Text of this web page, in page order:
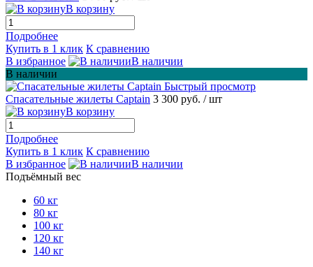
В корзину
Подробнее
Купить в 1 клик К сравнению
В избранное
В наличии
В наличии
Быстрый просмотр
Спасательные жилеты Captain 3 300 руб. / шт
В корзину
Подробнее
Купить в 1 клик К сравнению
В избранное
В наличии
Подъёмный вес
60 кг
80 кг
100 кг
120 кг
140 кг